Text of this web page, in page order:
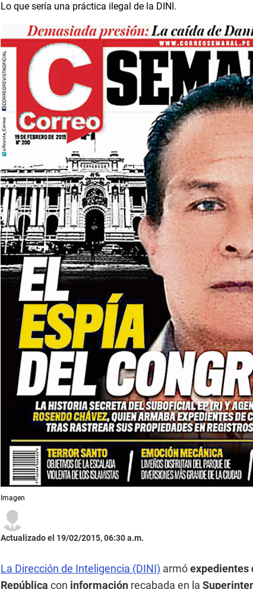
Lo que sería una práctica ilegal de la DINI.
Imagen
Actualizado el 19/02/2015, 06:30 a.m.
La Dirección de Inteligencia (DINI) armóexpedientes
República con información recabada en la